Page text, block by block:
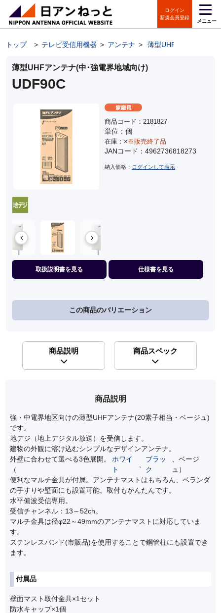
ログイン
新規会員登録
メニュー
トップ > テレビ受信用機器 > アンテナ > 薄型UHFアンテナ
薄型UHFアンテナ(中･強電界地域向け)
UDF90C
商品コード：2181827
単位：個
在庫：× ※販売終了品
JANコード：4962736818273
納入価格： ログインして表示
取扱説明書を見る 仕様書を見る
この商品のバリエーション
商品説明 商品スペック
商品説明
強・中電界地区向けの薄型UHFアンテナ(20素子相当・ベージュ)
です。
地デジ（地上デジタル放送）を受信します。
建物の外観に溶け込むシンプルなデザインアンテナ。
外壁に合わせて選べる3色展開。
（
ホワイ
ト
ブラッ
ク
、ベージ
ュ）
便利なマルチ金具が付属。アンテナマストはもちろん、ベランダ
の手すりや壁面にも設置可能。取付もかんたんです。
水平偏波受信専用。
受信チャンネル：13～52ch。
マルチ金具は径φ22～49mmのアンテナマストに対応していま
す。
ステンレスバンド(市販品)を使用することで鋼管柱にも設置でき
ます。
付属品
壁面マスト取付金具×1セット
防水キャップ×1個